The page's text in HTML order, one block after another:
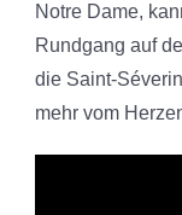
Notre Dame,
Rundgang auf
die Saint-
mehr vom